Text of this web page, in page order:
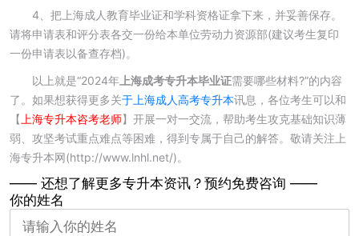
4、把上海成人教育毕业证和学科资格证拿下来，并妥善保存。
请将申请表和评分表各交一份给本单位劳动力资源部(建议考生复印
一份申请表以备查存档)。
以上就是“2024年 上海成考专升本毕业证需要哪些材料?”的内容
了。如果想获得更多关于上海成人高考专升本讯息，各位考生可以和
【 上海专升本咨考老师】 开展一对一交流，帮助考生攻克基础知识薄
弱、攻坚考试重点难点等困难，得到专属于自己的解答。敬请关注上
海专升本网(http://www.lnhl.net/)。
—— 还想了解更多专升本资讯？ 预约免费咨询 ——
你的姓名